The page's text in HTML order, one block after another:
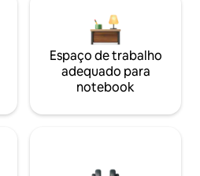
Espaço de trabalho
adequado para
notebook